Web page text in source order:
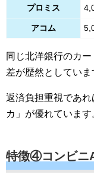
プロミス
アコム
同じ北洋銀行のカ
差が歴然としていま
返済負担重視であ
カ」が優れています
特徴④コンビニ